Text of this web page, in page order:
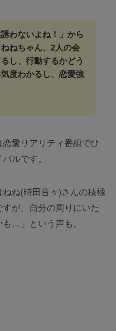
わないよね！」から
ねちゃん、2人の会
し、行動するかどう
度わかるし、恋愛強
恋愛リアリティ番組でひ
ルです。
ねね(時田音々)さんの積極
が、自分の周りにいた
…」という声も。